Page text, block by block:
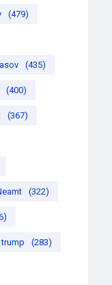
(479)
(435)
(400)
(367)
(322)
(283)